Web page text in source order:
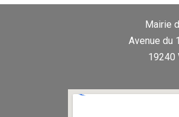
Mairie
Avenue du
19240